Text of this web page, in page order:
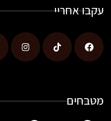
עקבו אחריי
מטבחים